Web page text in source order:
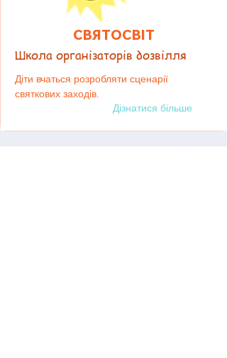
СВЯТОСВІТ
Школа організаторів дозвілля
Діти вчаться розробляти сценарії
святкових заходів.
Дізнатися більше